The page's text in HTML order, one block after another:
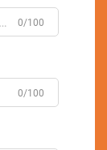
0/100
0/100